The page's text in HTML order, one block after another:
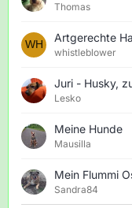
Thomas
Artgerechte
whistleblower
Juri - Husky,
Lesko
Meine Hunde
Mausilla
Mein Flummi
Sandra84